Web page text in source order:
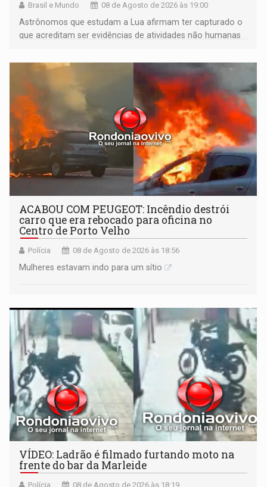
Brasil e Mundo 08 de Agosto de 2026 às 19:00
Astrônomos que estudam a Lua afirmam ter capturado o
que acreditam ser evidências de atividades não humanas
órbita
ACABOU COM PEUGEOT: Incêndio destrói
carro que era rebocado para oficina no
Centro de Porto Velho
Polícia 08 de Agosto de 2026 às 18:56
Mulheres estavam indo para um sítio
VÍDEO: Ladrão é filmado furtando moto na
frente do bar da Marleide
Polícia 08 de Agosto de 2026 às 18:19